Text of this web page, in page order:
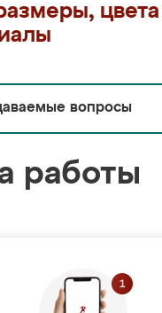
цвета
вопросы
работы